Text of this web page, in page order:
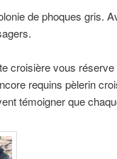
de phoques gris.
croisière vous
requins pèlerin
témoigner que